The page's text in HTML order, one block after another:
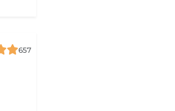
657